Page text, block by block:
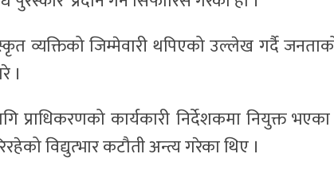
व्यक्तिको जिम्मेवारी थपिएको उल्लेख गर्दै
।
प्राधिकरणको कार्यकारी निर्देशकमा नियुक्त
विद्युत्भार कटौती अन्त्य गरेका थिए ।